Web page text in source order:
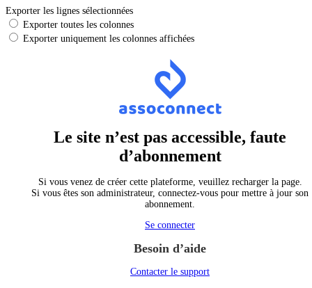
Exporter les lignes sélectionnées
Exporter toutes les colonnes
Exporter uniquement les colonnes affichées
Le site n’est pas accessible, faute
d’abonnement
Si vous venez de créer cette plateforme, veuillez recharger la page.
Si vous êtes son administrateur, connectez-vous pour mettre à jour son
abonnement.
Se connecter
Besoin d’aide
Contacter le support